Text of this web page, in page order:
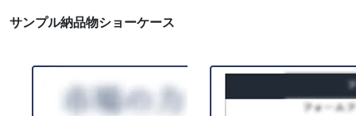
サンプル納品物ショーケース